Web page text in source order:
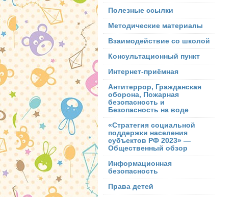
Полезные ссылки
Методические материалы
Взаимодействие со школой
Консультационный пункт
Интернет-приёмная
Антитеррор, Гражданская
оборона, Пожарная
безопасность и
Безопасность на воде
«Стратегия социальной
поддержки населения
субъектов РФ 2023» —
Общественный обзор
Информационная
безопасность
Права детей